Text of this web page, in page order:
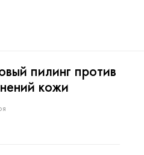
пилинг против
кожи